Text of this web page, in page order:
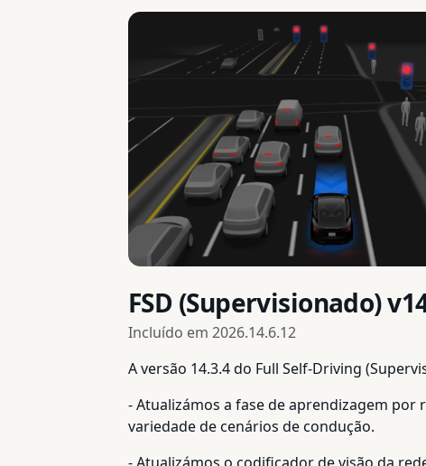
FSD (Supervisionado)
Incluído em 2026.14.6.12
A versão 14.3.4 do Full Self-Driving
- Atualizámos a fase de aprendizagem
variedade de cenários de condução.